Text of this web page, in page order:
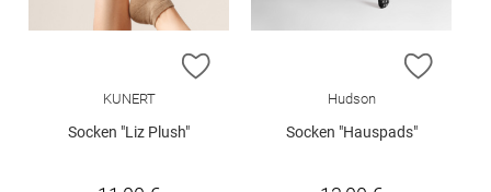
ZUR WUNSCHLISTE HINZUFÜGEN
KUNERT
Socken "Liz Plush"
ZUR
Hudson
Socken "Hauspads"